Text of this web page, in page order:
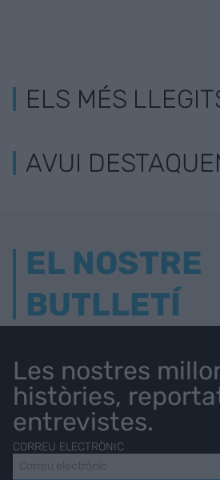
ELS MÉS
AVUI
EL NOSTRE
BUTLLETÍ
Les nostres
històries,
entrevistes.
CORREU ELECTRÒNIC